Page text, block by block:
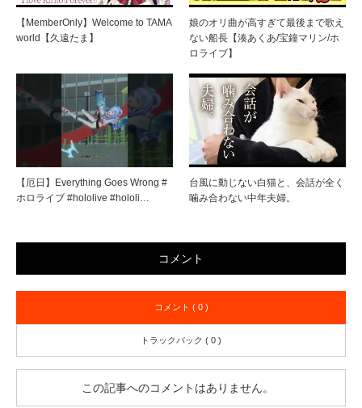
【MemberOnly】Welcome to TAMA
world【久遠たま】
娘のオリ曲が高すぎて最後まで歌え
ない船長【湊あくあ/宝鐘マリン/ホ
ロライブ】
【厄日】Everything Goes Wrong #
ホロライブ #hololive #hololi…
台風に動じない白猫と、会話が全く
噛み合わない中年夫婦。
コメント
コメント ( 0 )
トラックバック ( 0 )
この記事へのコメントはありません。